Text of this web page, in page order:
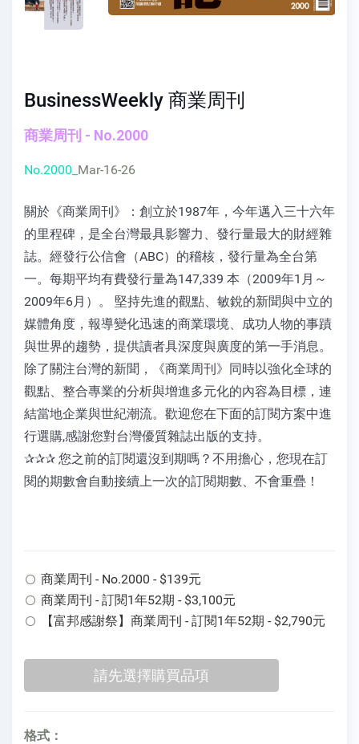
BusinessWeekly 商業周刊
商業周刊 - No.2000
No.2000_ Mar-16-26
關於《商業周刊》：創立於1987年，今年邁入三十六年
的里程碑，是全台灣最具影響力、發行量最大的財經雜
誌。經發行公信會（ABC）的稽核，發行量為全台第
一。每期平均有費發行量為147,339 本（2009年1月～
2009年6月）。 堅持先進的觀點、敏銳的新聞與中立的
媒體角度，報導變化迅速的商業環境、成功人物的事蹟
與世界的趨勢，提供讀者具深度與廣度的第一手消息。
除了關注台灣的新聞，《商業周刊》同時以強化全球的
觀點、整合專業的分析與增進多元化的內容為目標，連
結當地企業與世紀潮流。歡迎您在下面的訂閱方案中進
行選購,感謝您對台灣優質雜誌出版的支持。
✰✰✰ 您之前的訂閱還沒到期嗎？不用擔心，您現在訂
閱的期數會自動接續上一次的訂閱期數、不會重疊！
商業周刊 - No.2000 - $139元
商業周刊 - 訂閱1年52期 - $3,100元
【富邦感謝祭】商業周刊 - 訂閱1年52期 - $2,790元
格式：